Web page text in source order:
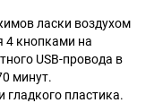
ласки воздухом
4 кнопками на
USB-провода в
минут.
гладкого пластика.